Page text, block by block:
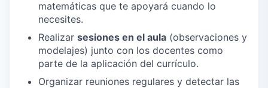
matemáticas que te apoyará cuando lo
necesites.
Realizar sesiones en el aula (observaciones y
modelajes) junto con los docentes como
parte de la aplicación del currículo.
Organizar reuniones regulares y detectar las